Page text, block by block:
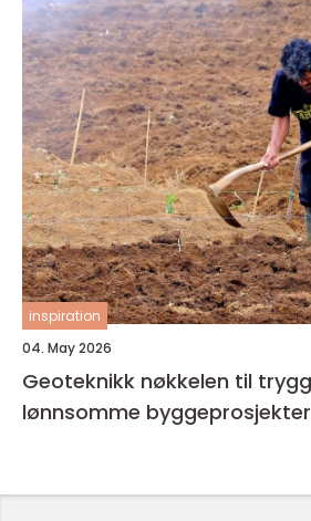
inspiration
04. May 2026
Geoteknikk nøkkelen til trygge og
lønnsomme byggeprosjekter